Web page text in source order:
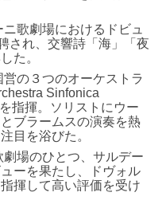
歌劇場におけるドビュ
され、交響詩「海」「夜
た。
の３つのオーケストラ
Sinfonica
指揮。ソリストにウー
ブラームスの演奏を熱
目を浴びた。
場のひとつ、サルデー
ーを果たし、ドヴォル
揮して高い評価を受け